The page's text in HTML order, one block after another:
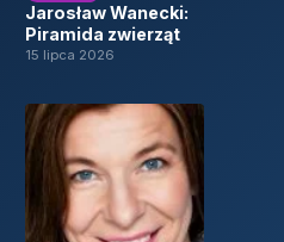
Jarosław Wanecki:
Piramida zwierząt
15 lipca 2026